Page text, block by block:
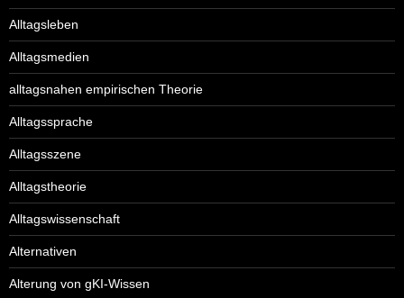
Alltagsleben
Alltagsmedien
alltagsnahen empirischen Theorie
Alltagssprache
Alltagsszene
Alltagstheorie
Alltagswissenschaft
Alternativen
Alterung von gKI-Wissen